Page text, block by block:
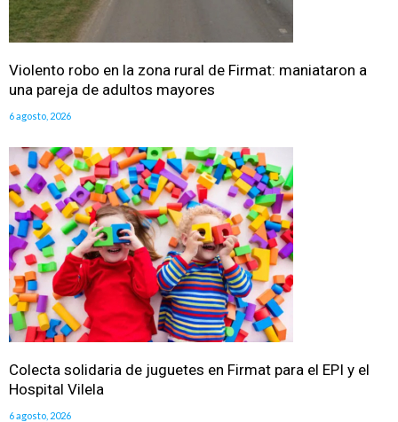
Violento robo en la zona rural de Firmat: maniataron a
una pareja de adultos mayores
6 agosto, 2026
Colecta solidaria de juguetes en Firmat para el EPI y el
Hospital Vilela
6 agosto, 2026